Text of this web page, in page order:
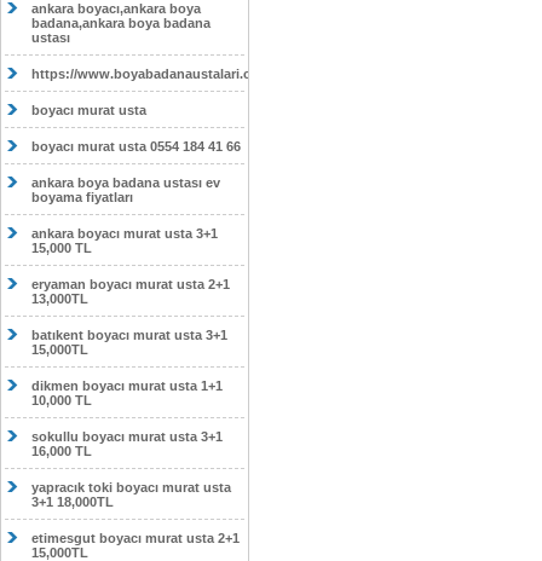
ankara boyacı,ankara boya
badana,ankara boya badana
ustası
https://www.boyabadanaustalari.com/
boyacı murat usta
boyacı murat usta 0554 184 41 66
ankara boya badana ustası ev
boyama fiyatları
ankara boyacı murat usta 3+1
15,000 TL
eryaman boyacı murat usta 2+1
13,000TL
batıkent boyacı murat usta 3+1
15,000TL
dikmen boyacı murat usta 1+1
10,000 TL
sokullu boyacı murat usta 3+1
16,000 TL
yapracık toki boyacı murat usta
3+1 18,000TL
etimesgut boyacı murat usta 2+1
15,000TL